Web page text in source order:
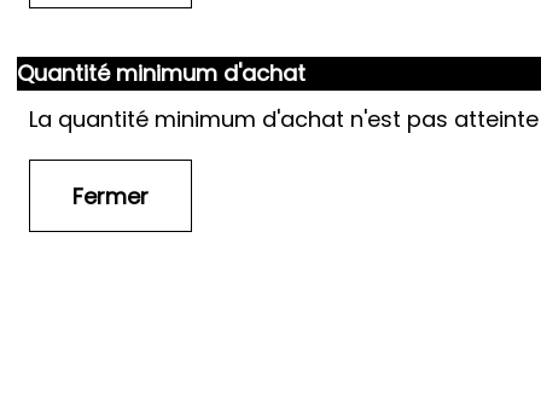
Quantité minimum d'achat
La quantité minimum d'achat n'est pas atteinte